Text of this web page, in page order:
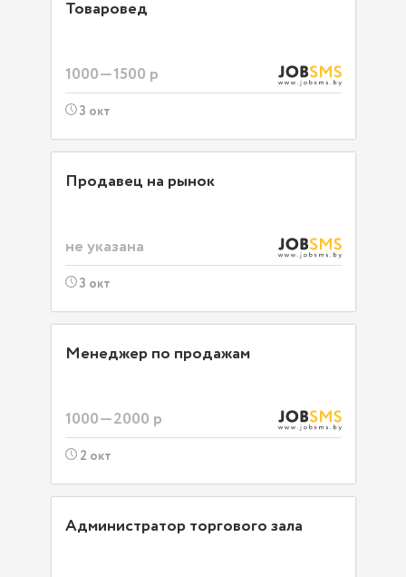
Товаровед
1000—1500 р
3 окт
Продавец на рынок
не указана
3 окт
Менеджер по продажам
1000—2000 р
2 окт
Администратор торгового зала